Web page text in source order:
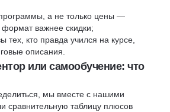
а не только цены —
важнее скидки;
тех, кто правда учился на курсе,
описания.
или самообучение: что
мы вместе с нашими
сравнительную таблицу плюсов